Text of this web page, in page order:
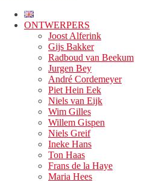
ONTWERPERS
Joost Alferink
Gijs Bakker
Radboud van Beekum
Jurgen Bey
André Cordemeyer
Piet Hein Eek
Niels van Eijk
Wim Gilles
Willem Gispen
Niels Greif
Ineke Hans
Ton Haas
Frans de la Haye
Maria Hees